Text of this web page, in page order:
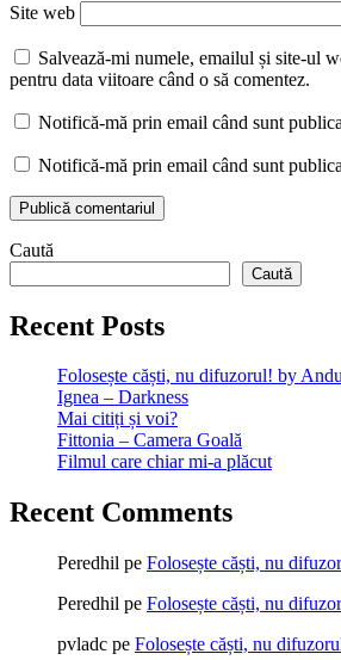
Site web
Salvează-mi numele, emailul și site-ul
pentru data viitoare când o să comentez.
Notifică-mă prin email când sunt
Notifică-mă prin email când sunt
Caută
Caută
Recent Posts
Folosește căști, nu difuzorul! by
Ignea – Darkness
Mai citiți și voi?
Fittonia – Camera Goală
Filmul care chiar mi-a plăcut
Recent Comments
Peredhil pe Folosește căști, nu
Peredhil pe Folosește căști, nu
pvladc pe Folosește căști, nu